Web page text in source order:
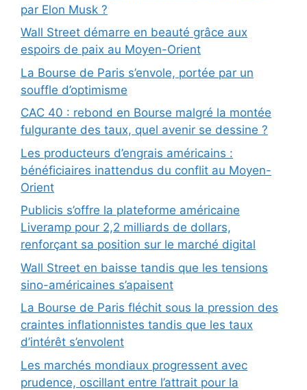
par Elon Musk ?
Wall Street démarre en beauté grâce aux
espoirs de paix au Moyen-Orient
La Bourse de Paris s’envole, portée par un
souffle d’optimisme
CAC 40 : rebond en Bourse malgré la montée
fulgurante des taux, quel avenir se dessine ?
Les producteurs d’engrais américains :
bénéficiaires inattendus du conflit au Moyen-
Orient
Publicis s’offre la plateforme américaine
Liveramp pour 2,2 milliards de dollars,
renforçant sa position sur le marché digital
Wall Street en baisse tandis que les tensions
sino-américaines s’apaisent
La Bourse de Paris fléchit sous la pression des
craintes inflationnistes tandis que les taux
d’intérêt s’envolent
Les marchés mondiaux progressent avec
prudence, oscillant entre l’attrait pour la